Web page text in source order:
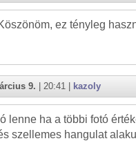
ez tényleg
9. | 20:41 | kazoly
lenne ha a többi fotó
szellemes hangulat